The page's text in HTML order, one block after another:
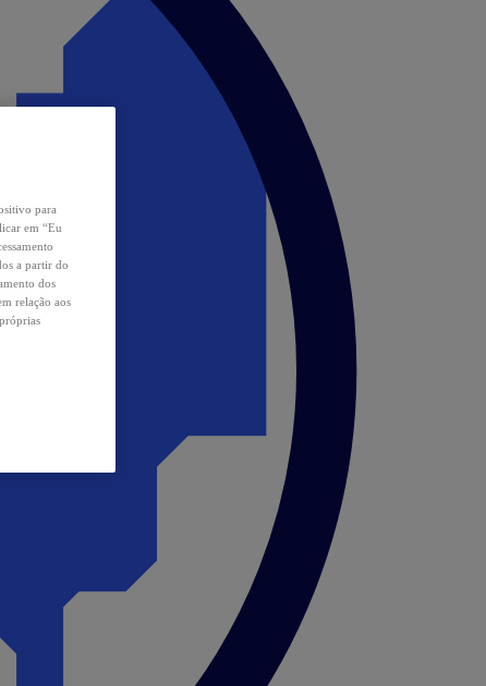
para
em “Eu
a partir do
dos
relação aos